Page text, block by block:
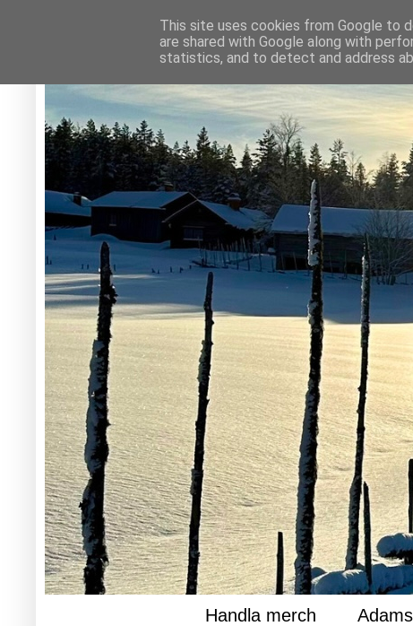
Handla merch
This site uses cookies from Google to
are shared with Google along with
statistics, and to detect and address